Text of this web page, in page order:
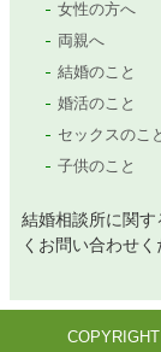
女性の方へ
両親へ
結婚のこと
婚活のこと
セックスのこ
子供のこと
結婚相談所に関す
くお問い合わせく